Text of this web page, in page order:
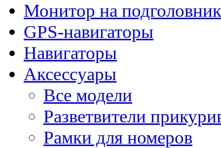
Монитор на подголовник
GPS-навигаторы
Навигаторы
Аксессуары
Все модели
Разветвители
Рамки для номеров